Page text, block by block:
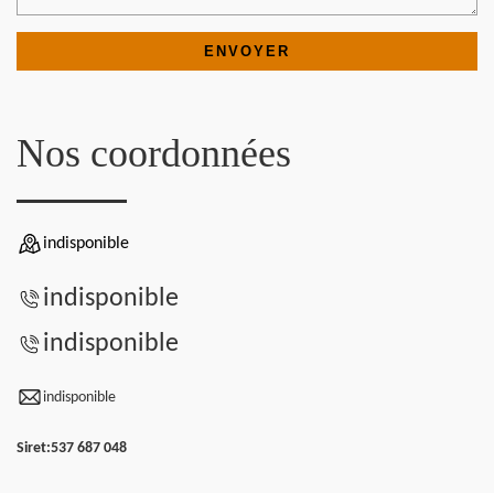
Nos coordonnées
indisponible
indisponible
indisponible
indisponible
Siret:537 687 048